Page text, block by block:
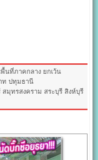
นที่ภาคกลาง ยกเว้น
ท ปทุมธานี
มุทรสงคราม สระบุรี สิงห์บุรี